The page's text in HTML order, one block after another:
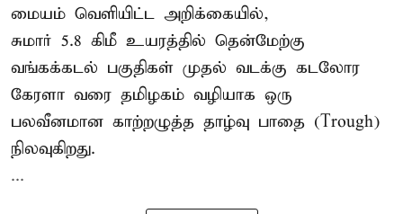
மையம் வெளியிட்ட அறிக்கையில்,
சுமார் 5.8 கிமீ உயரத்தில் தென்மேற்கு
வங்கக்கடல் பகுதிகள் முதல் வடக்கு கடலோர
கேரளா வரை தமிழகம் வழியாக ஒரு
பலவீனமான காற்றழுத்த தாழ்வு பாதை (Trough)
நிலவுகிறது.
...